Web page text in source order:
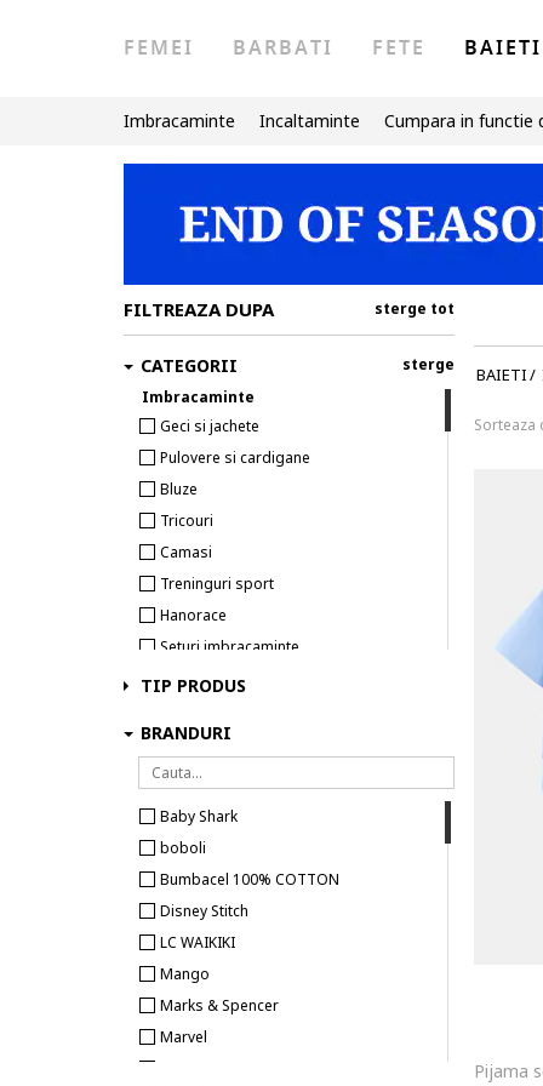
FEMEI BARBATI FETE BAIETI
Imbracaminte Incaltaminte Cumpara in functie
BAIETI/
Sorteaza
FILTREAZA DUPA sterge tot
CATEGORII
Imbracaminte
Geci si jachete
Pulovere si cardigane
Bluze
Tricouri
Camasi
Treninguri sport
Hanorace
Seturi imbracaminte
Pantaloni si salopete
Pantaloni scurti
Costume de baie
sterge
TIP PRODUS
BRANDURI
Baby Shark
boboli
Bumbacel 100% COTTON
Disney Stitch
LC WAIKIKI
Mango
Marks & Spencer
Marvel